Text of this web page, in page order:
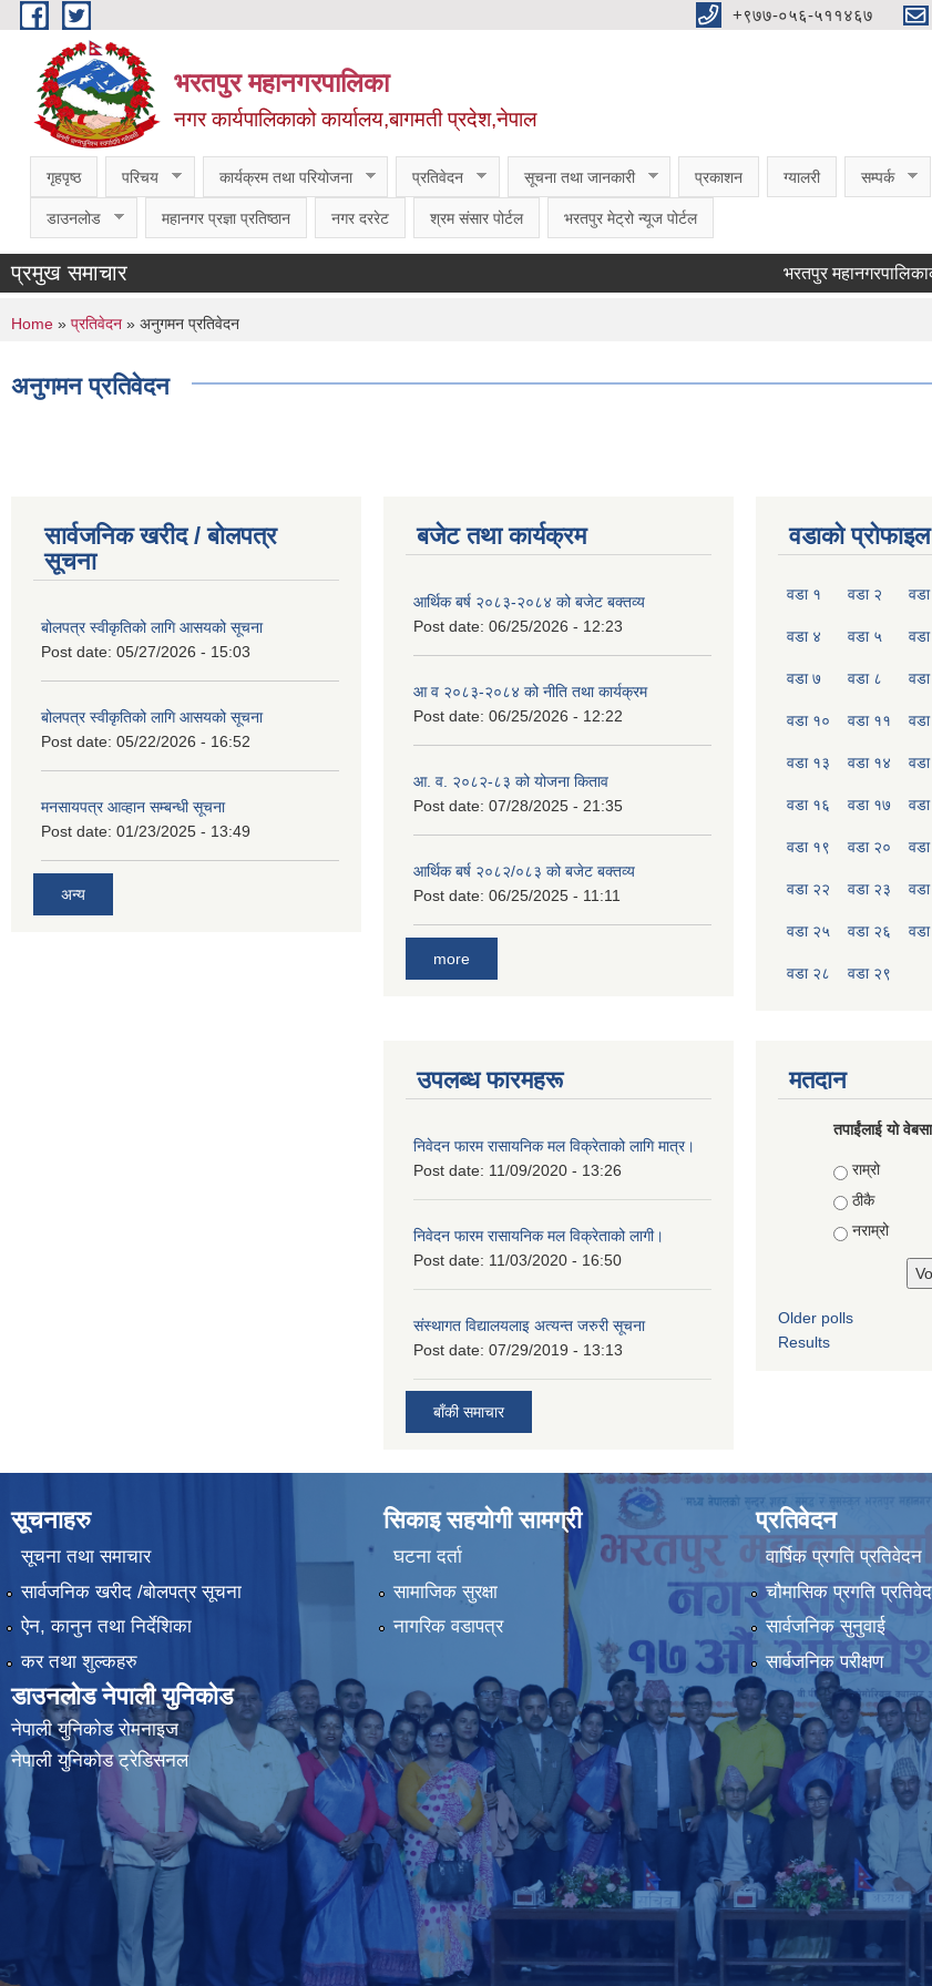
Skip to main content ‌‌+९७७-०५६-५११४६७
भरतपुर महानगरपालिका
नगर कार्यपालिकाको कार्यालय,बागमती प्रदेश,नेपाल
गृहपृष्ठ परिचय कार्यक्रम तथा परियोजना प्रतिवेदन सूचना तथा जानकारी प्रकाशन ग्यालरी सम्पर्क
डाउनलोड महानगर प्रज्ञा प्रतिष्ठान नगर दररेट श्रम संसार पोर्टल भरतपुर मेट्रो न्यूज पोर्टल
प्रमुख समाचार भरतपुर महानगरपालिकाको
You are here
Home » प्रतिवेदन » अनुगमन प्रतिवेदन
अनुगमन प्रतिवेदन
सार्वजनिक खरीद / बोलपत्र
सूचना
बोलपत्र स्वीकृतिको लागि आसयको सूचना
Post date: 05/27/2026 - 15:03
बोलपत्र स्वीकृतिको लागि आसयको सूचना
Post date: 05/22/2026 - 16:52
मनसायपत्र आव्हान सम्बन्धी सूचना
Post date: 01/23/2025 - 13:49
अन्य
बजेट तथा कार्यक्रम
आर्थिक बर्ष २०८३-२०८४ को बजेट बक्तव्य
Post date: 06/25/2026 - 12:23
आ व २०८३-२०८४ को नीति तथा कार्यक्रम
Post date: 06/25/2026 - 12:22
आ. व. २०८२-८३ को योजना किताव
Post date: 07/28/2025 - 21:35
आर्थिक बर्ष २०८२/०८३ को बजेट बक्तव्य
Post date: 06/25/2025 - 11:11
more
वडाको प्रोफाइल
वडा १ वडा २
वडा ४ वडा ५
वडा ७ वडा ८
वडा १० वडा ११
वडा १३ वडा १४
वडा १६ वडा १७
वडा १९ वडा २०
वडा २२ वडा २३
वडा २५ वडा २६
वडा २८ वडा २९
उपलब्ध फारमहरू
निवेदन फारम रासायनिक मल विक्रेताको लागि मात्र।
Post date: 11/09/2020 - 13:26
निवेदन फारम रासायनिक मल विक्रेताको लागी।
Post date: 11/03/2020 - 16:50
संस्थागत विद्यालयलाइ अत्यन्त जरुरी सूचना
Post date: 07/29/2019 - 13:13
बाँकी समाचार
मतदान
तपाईंलाई यो
Choices
राम्रो
ठीकै
नराम्रो
Older polls
Results
सूचनाहरु
सूचना तथा समाचार
सार्वजनिक खरीद /बोलपत्र सूचना
ऐन, कानुन तथा निर्देशिका
कर तथा शुल्कहरु
डाउनलोड नेपाली युनिकोड
नेपाली युनिकोड रोमनाइज
नेपाली युनिकोड ट्रेडिसनल
सिकाइ सहयोगी सामग्री
घटना दर्ता
सामाजिक सुरक्षा
नागरिक वडापत्र
प्रतिवेदन
वार्षिक प्रगति प्रतिवेदन
चौमासिक प्रगति
सार्वजनिक सुनुवाई
सार्वजनिक परीक्षण